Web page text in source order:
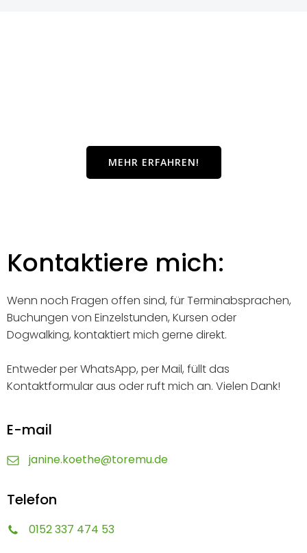
MEHR ERFAH­REN!
Kontaktiere mich:
Wenn noch Fragen offen sind, für Terminabsprachen,
Buchungen von Einzelstunden, Kursen oder
Dogwalking, kontaktiert mich gerne direkt.
Entweder per WhatsApp, per Mail, füllt das
Kontaktformular aus oder ruft mich an. Vielen Dank!
E-mail
janine.koethe@toremu.de
Telefon
0152 337 474 53